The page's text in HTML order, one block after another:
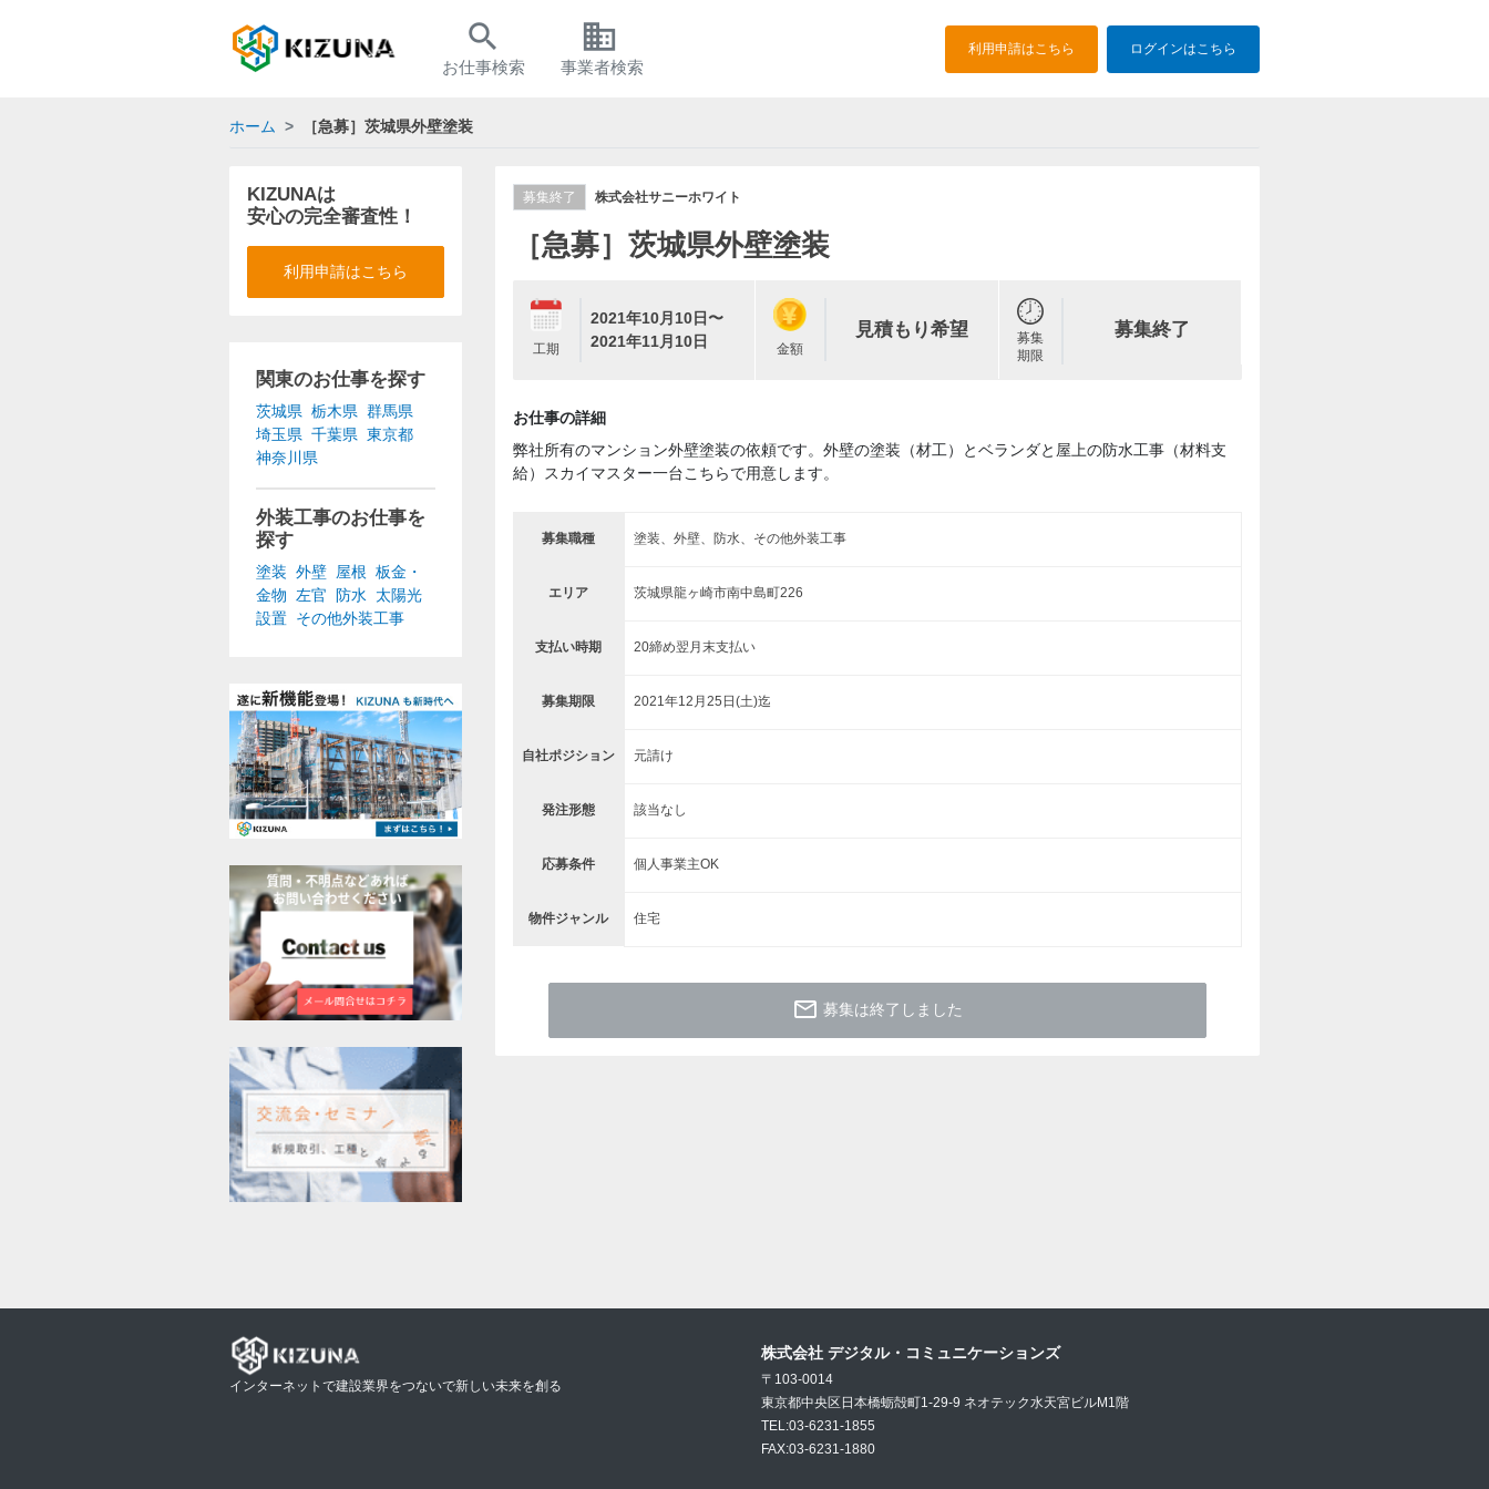
search
お仕事検索
business
事業者検索
利用申請はこちら ログインはこちら
ホーム ［急募］茨城県外壁塗装
KIZUNAは
安心の完全審査性！
利用申請はこちら
関東のお仕事を探す
茨城県 栃木県 群馬県
埼玉県 千葉県 東京都
神奈川県
外装工事のお仕事を
探す
塗装 外壁 屋根 板金・
金物
左官 防水
太陽光
設置 その他外装工事
募集終了 株式会社サニーホワイト
［急募］茨城県外壁塗装
工期
2021年10月10日〜
2021年11月10日
金額
見積もり希望
募集
期限
募集終了
お仕事の詳細
弊社所有のマンション外壁塗装の依頼です。外壁の塗装（材工）とベランダと屋上の防水工事（材料支
給）スカイマスター一台こちらで用意します。
募集職種 塗装、外壁、防水、その他外装工事
エリア 茨城県龍ヶ崎市南中島町226
支払い時期 20締め翌月末支払い
募集期限 2021年12月25日(土)迄
自社ポジション 元請け
発注形態 該当なし
応募条件 個人事業主OK
物件ジャンル 住宅
mail_outline 募集は終了しました
インターネットで建設業界をつないで新しい未来を創る
株式会社 デジタル・コミュニケーションズ
〒103-0014
東京都中央区日本橋蛎殻町1-29-9 ネオテック水天宮ビルM1階
TEL:03-6231-1855
FAX:03-6231-1880